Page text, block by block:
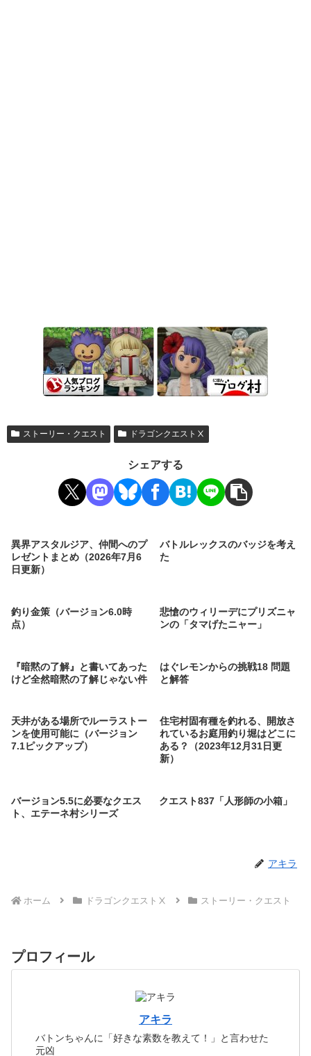
ストーリー・クエスト ドラゴンクエストⅩ
シェアする
異界アスタルジア、仲間へのプ
レゼントまとめ（2026年7月6
日更新）
バトルレックスのバッジを考え
た
釣り金策（バージョン6.0時
点）
悲愴のウィリーデにプリズニャ
ンの「タマげたニャー」
『暗黙の了解』と書いてあった
けど全然暗黙の了解じゃない件
はぐレモンからの挑戦18 問題
と解答
天井がある場所でルーラストー
ンを使用可能に（バージョン
7.1ピックアップ）
住宅村固有種を釣れる、開放さ
れているお庭用釣り堀はどこに
ある？（2023年12月31日更
新）
バージョン5.5に必要なクエス
ト、エテーネ村シリーズ
クエスト837「人形師の小箱」
アキラ
ホーム ドラゴンクエストⅩ ストーリー・クエスト
プロフィール
アキラ
バトンちゃんに「好きな素数を教えて！」と言わせた
元凶